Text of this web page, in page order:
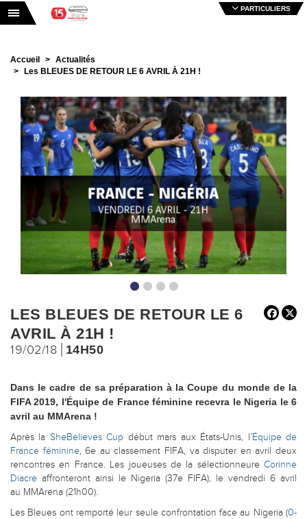
Toggle navigation
PARTICULIERS
Accueil
Actualités
Les BLEUES DE RETOUR LE 6 AVRIL À 21H !
••••
LES BLEUES DE RETOUR LE 6
AVRIL À 21H !
19/02/18 14H50
Dans le cadre de sa préparation à la Coupe du monde de la
FIFA 2019, l'Équipe de France féminine recevra le Nigeria le 6
avril au MMArena !
Après la SheBelieves Cup début mars aux États-Unis, l’Équipe de
France féminine, 6e au classement FIFA, va disputer en avril deux
rencontres en France. Les joueuses de la sélectionneure Corinne
Diacre affronteront ainsi le Nigeria (37e FIFA), le vendredi 6 avril
au MMArena (21h00).
Les Bleues ont remporté leur seule confrontation face au Nigeria (0-